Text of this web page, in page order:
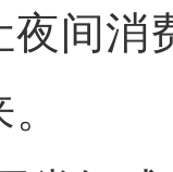
夜间消